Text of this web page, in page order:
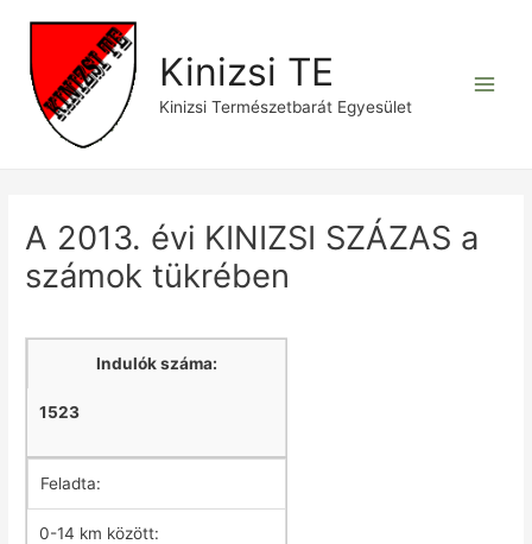
content
Kinizsi TE
Kinizsi Természetbarát Egyesület
A 2013. évi KINIZSI SZÁZAS a
számok tükrében
Indulók száma:
1523
Feladta:
0-14 km között: